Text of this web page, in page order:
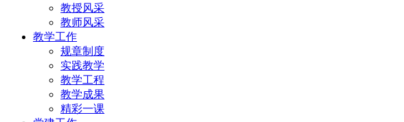
教授风采
教师风采
教学工作
规章制度
实践教学
教学工程
教学成果
精彩一课